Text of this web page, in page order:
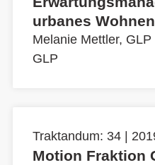
urbanes Wohnen
Melanie Mettler, GLP
GLP
Traktandum: 34 |
Motion Fraktion